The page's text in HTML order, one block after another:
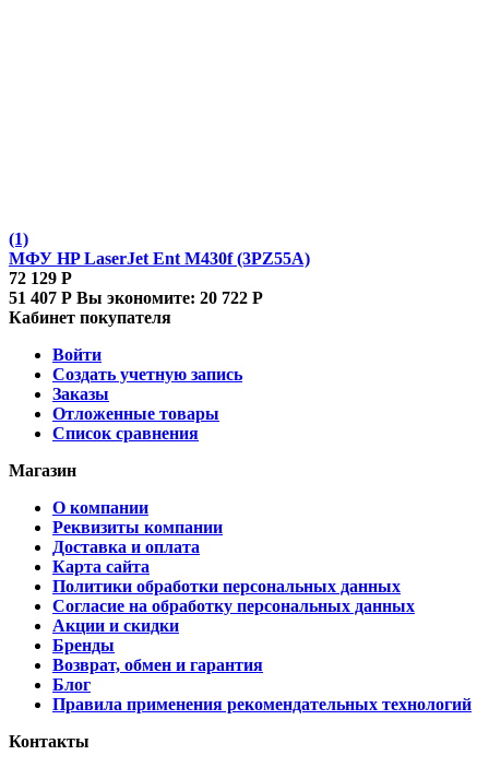
(1)
МФУ HP LaserJet Ent M430f (3PZ55A)
72 129 Р
51 407 Р Вы экономите: 20 722 Р
Кабинет покупателя
Войти
Создать учетную запись
Заказы
Отложенные товары
Список сравнения
Магазин
О компании
Реквизиты компании
Доставка и оплата
Карта сайта
Политики обработки персональных данных
Согласие на обработку персональных данных
Акции и скидки
Бренды
Возврат, обмен и гарантия
Блог
Правила применения рекомендательных технологий
Контакты